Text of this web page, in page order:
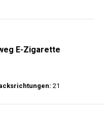
E-Zigarette
21